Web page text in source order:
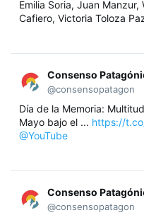
Emilia Soria, Juan
Cafiero, Victoria Toloza
Consenso
@consensopatagon
Día de la Memoria:
Mayo bajo el ... https://
@YouTube
Consenso
@consensopatagon